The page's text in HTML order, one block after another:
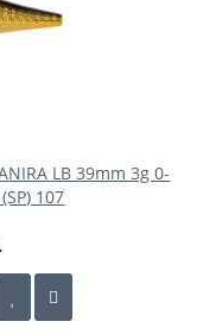
LB 39mm 3g 0-
107